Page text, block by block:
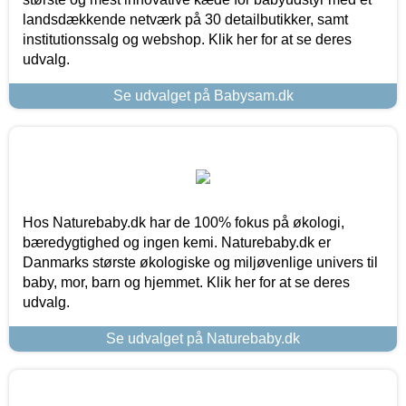
landsdækkende netværk på 30 detailbutikker, samt
institutionssalg og webshop. Klik her for at se deres
udvalg.
Se udvalget på Babysam.dk
Hos Naturebaby.dk har de 100% fokus på økologi,
bæredygtighed og ingen kemi. Naturebaby.dk er
Danmarks største økologiske og miljøvenlige univers til
baby, mor, barn og hjemmet. Klik her for at se deres
udvalg.
Se udvalget på Naturebaby.dk